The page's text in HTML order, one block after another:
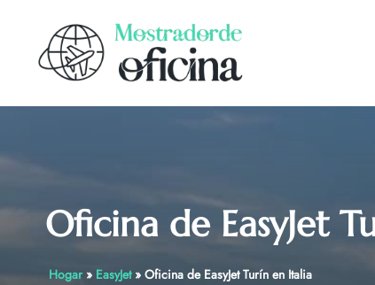
content
Oficina de EasyJet
Hogar» EasyJet» Oficina de EasyJet Turín en Italia